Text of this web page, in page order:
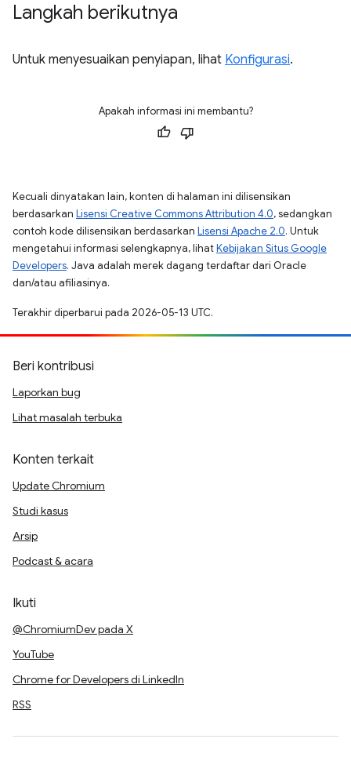
Langkah berikutnya
Untuk menyesuaikan penyiapan, lihat Konfigurasi.
Apakah informasi ini membantu?
Kecuali dinyatakan lain, konten di halaman ini dilisensikan
berdasarkan Lisensi Creative Commons Attribution 4.0, sedangkan
contoh kode dilisensikan berdasarkan Lisensi Apache 2.0. Untuk
mengetahui informasi selengkapnya, lihatKebijakan Situs Google
Developers. Java adalah merek dagang terdaftar dari Oracle
dan/atau afiliasinya.
Terakhir diperbarui pada 2026-05-13 UTC.
Beri kontribusi
Laporkan bug
Lihat masalah terbuka
Konten terkait
Update Chromium
Studi kasus
Arsip
Podcast & acara
Ikuti
@ChromiumDev pada X
YouTube
Chrome for Developers di LinkedIn
RSS